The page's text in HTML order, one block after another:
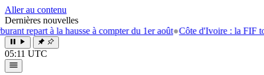
Aller au contenu
Dernières nouvelles
à la hausse à compter du 1er août●Côte d'Ivoire : la FIF tourne
05:11 UTC